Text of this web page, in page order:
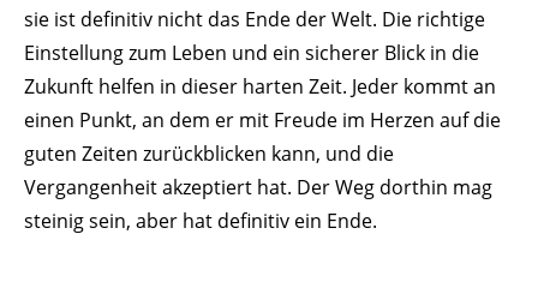
sie ist definitiv nicht das Ende der Welt. Die richtige
Einstellung zum Leben und ein sicherer Blick in die
Zukunft helfen in dieser harten Zeit. Jeder kommt an
einen Punkt, an dem er mit Freude im Herzen auf die
guten Zeiten zurückblicken kann, und die
Vergangenheit akzeptiert hat. Der Weg dorthin mag
steinig sein, aber hat definitiv ein Ende.